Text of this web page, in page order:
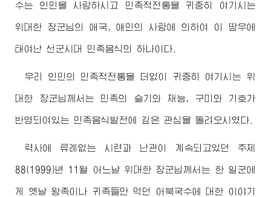
수는 인민을 사랑하시고 민족적전통을 귀중히 여기시는
위대한 장군님 의 애국, 애민의 사랑에 의하여 이 땅우에
태여난 선군시대 민족음식의 하나이다.
우리 인민의 민족적전통을 더없이 귀중히 여기시는 위
대한 장군님 께서는 민족의 슬기와 재능, 구미와 기호가
반영되여있는 민족음식발전에 깊은 관심을 돌려오시였다.
력사에 류례없는 시련과 난관이 계속되고있던 주체
88(1999)년 11월 어느날 위대한장군님 께서는 한 일군에
게 옛날 왕족이나 귀족들만 먹던 어북국수에 대한 이야기